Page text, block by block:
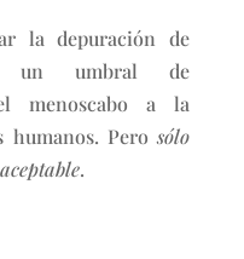
la depuración de
a un umbral de
menoscabo a la
humanos. Perosólo
.